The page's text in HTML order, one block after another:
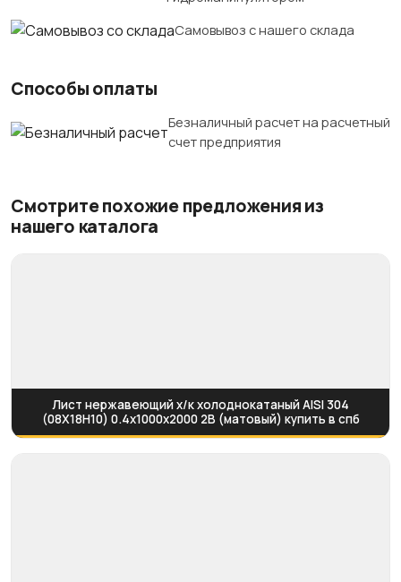
Самовывоз с нашего склада
Способы оплаты
Безналичный расчет на расчетный
счет предприятия
Смотрите похожие предложения из
нашего каталога
Лист нержавеющий х/к холоднокатаный AISI 304
(08Х18Н10) 0.4х1000х2000 2B (матовый) купить в спб